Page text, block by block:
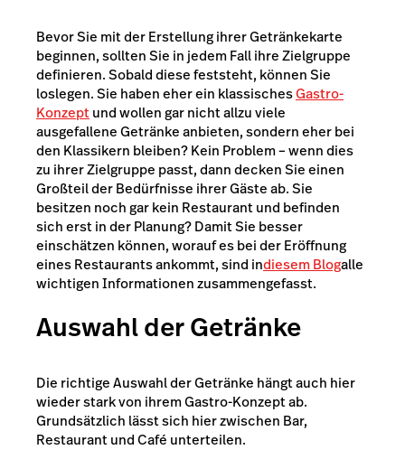
Bevor Sie mit der Erstellung ihrer Getränkekarte
beginnen, sollten Sie in jedem Fall ihre Zielgruppe
definieren. Sobald diese feststeht, können Sie
loslegen. Sie haben eher ein klassischesGastro-
Konzeptund wollen gar nicht allzu viele
ausgefallene Getränke anbieten, sondern eher bei
den Klassikern bleiben? Kein Problem – wenn dies
zu ihrer Zielgruppe passt, dann decken Sie einen
Großteil der Bedürfnisse ihrer Gäste ab. Sie
besitzen noch gar kein Restaurant und befinden
sich erst in der Planung? Damit Sie besser
einschätzen können, worauf es bei der Eröffnung
eines Restaurants ankommt, sind indiesem Blogalle
wichtigen Informationen zusammengefasst.
Auswahl der Getränke
Die richtige Auswahl der Getränke hängt auch hier
wieder stark von ihrem Gastro-Konzept ab.
Grundsätzlich lässt sich hier zwischen Bar,
Restaurant und Café unterteilen.